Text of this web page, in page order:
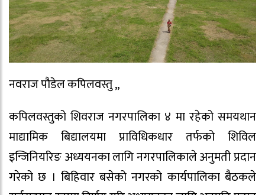
नवराज पौडेल कपिलवस्तु ,,
कपिलवस्तुको शिवराज नगरपालिका ४ मा रहेको समयथान
माद्यामिक बिद्यालयमा प्राविधिकधार तर्फको शिविल
इन्जिनियरिङ अध्ययनका लागि नगरपालिकाले अनुमती प्रदान
गरेको छ । बिहिवार बसेको नगरको कार्यपालिका बैठकले